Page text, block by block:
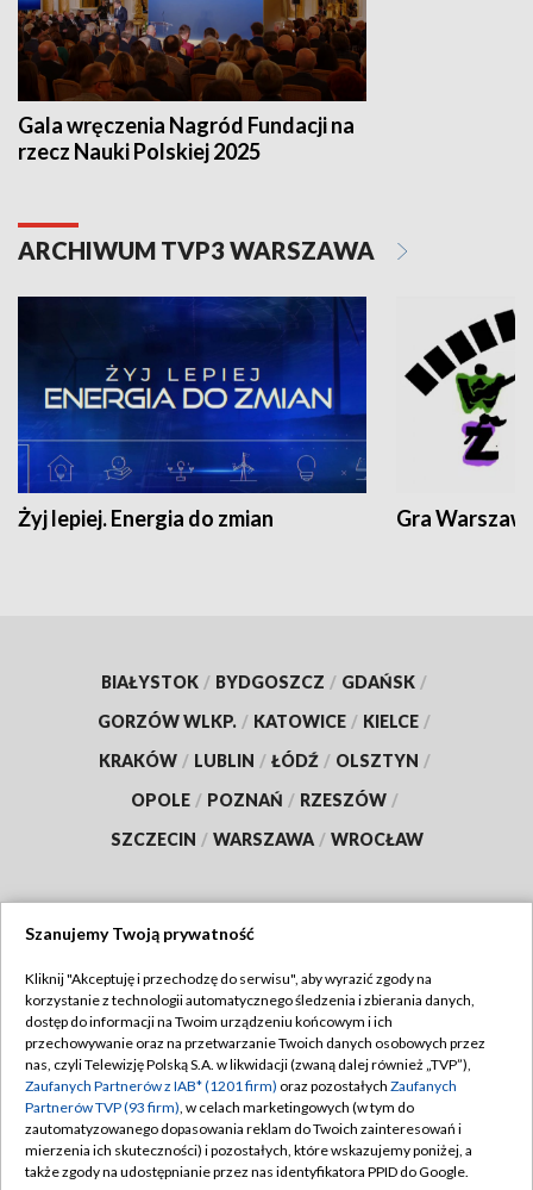
Gala wręczenia Nagród Fundacji na
rzecz Nauki Polskiej 2025
ARCHIWUM TVP3 WARSZAWA
Żyj lepiej. Energia do zmian Gra
BIAŁYSTOK / BYDGOSZCZ / GDAŃSK /
GORZÓW WLKP. / KATOWICE / KIELCE /
KRAKÓW / LUBLIN / ŁÓDŹ / OLSZTYN /
OPOLE / POZNAŃ / RZESZÓW /
SZCZECIN / WARSZAWA / WROCŁAW
TVP
Abonament TVP
Emisja w TVP
Centrum informacji TVP
Naziemna Telewizja Cyfrowa
Regulamin TVP
Polityka prywatności
Moje zgody
Pomoc
Szanujemy Twoją prywatność
Kliknij "Akceptuję i przechodzę do serwisu", aby wyrazić zgody na
korzystanie z technologii automatycznego śledzenia i zbierania danych,
dostęp do informacji na Twoim urządzeniu końcowym i ich
przechowywanie oraz na przetwarzanie Twoich danych osobowych przez
nas, czyli Telewizję Polską S.A. w likwidacji (zwaną dalej również „TVP”),
Zaufanych Partnerów z IAB* (1201 firm) oraz pozostałych Zaufanych
Partnerów TVP (93 firm), w celach marketingowych (w tym do
zautomatyzowanego dopasowania reklam do Twoich zainteresowań i
mierzenia ich skuteczności) i pozostałych, które wskazujemy poniżej, a
także zgody na udostępnianie przez nas identyfikatora PPID do Google.